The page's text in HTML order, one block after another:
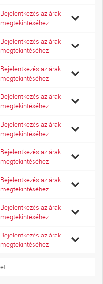
Bejelentkezés az árak
megtekintéséhez
Bejelentkezés az árak
megtekintéséhez
Bejelentkezés az árak
megtekintéséhez
Bejelentkezés az árak
megtekintéséhez
Bejelentkezés az árak
megtekintéséhez
Bejelentkezés az árak
megtekintéséhez
Bejelentkezés az árak
megtekintéséhez
Bejelentkezés az árak
megtekintéséhez
Bejelentkezés az árak
megtekintéséhez